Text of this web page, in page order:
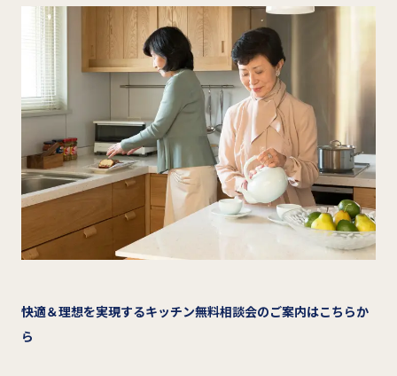
快適＆理想を実現するキッチン無料相談会のご案内はこちらか
ら